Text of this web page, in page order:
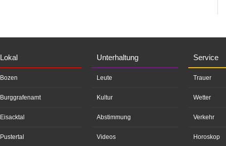
Lokal
Bozen
Burggrafenamt
Eisacktal
Pustertal
Unterhaltung
Leute
Kultur
Abstimmung
Videos
Service
Trauer
Wetter
Verkehr
Horoskop